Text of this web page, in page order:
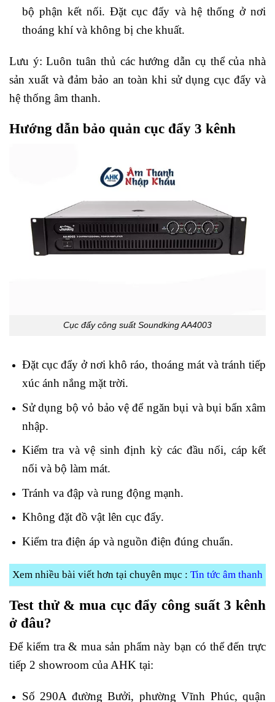
bộ phận kết nối. Đặt cục đẩy và hệ thống ở nơi
thoáng khí và không bị che khuất.
Lưu ý: Luôn tuân thủ các hướng dẫn cụ thể của nhà
sản xuất và đảm bảo an toàn khi sử dụng cục đẩy và
hệ thống âm thanh.
Hướng dẫn bảo quản cục đẩy 3 kênh
Cục đẩy công suất Soundking AA4003
Đặt cục đẩy ở nơi khô ráo, thoáng mát và tránh tiếp
xúc ánh nắng mặt trời.
Sử dụng bộ vỏ bảo vệ để ngăn bụi và bụi bẩn xâm
nhập.
Kiểm tra và vệ sinh định kỳ các đầu nối, cáp kết
nối và bộ làm mát.
Tránh va đập và rung động mạnh.
Không đặt đồ vật lên cục đẩy.
Kiểm tra điện áp và nguồn điện đúng chuẩn.
Xem nhiều bài viết hơn tại chuyên mục : Tin tức âm thanh
Test thử & mua cục đẩy công suất 3 kênh
ở đâu?
Để kiểm tra & mua sản phẩm này bạn có thể đến trực
tiếp 2 showroom của AHK tại:
Số 290A đường Bưởi, phường Vĩnh Phúc, quận